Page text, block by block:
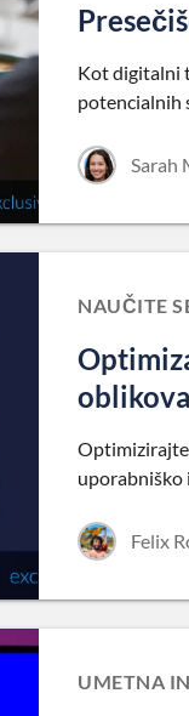
Kot digitalni
potencialnih
Sarah
NAUČITE
Optimizirajte
uporabniško
Felix
UMETNA